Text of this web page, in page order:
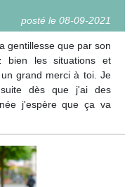
posté le 08-09-2021
gentillesse que par son
bien les situations et
grand merci à toi. Je
dès que j'ai des
j'espère que ça va